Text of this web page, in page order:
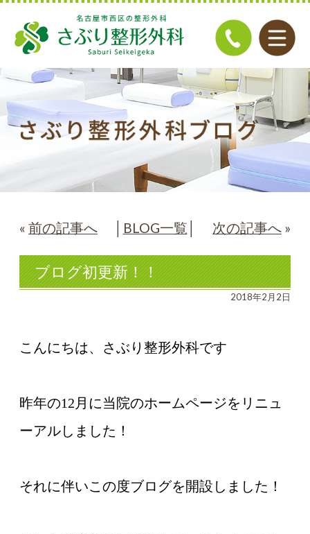
« 前の記事へ BLOG一覧 次の記事へ »
ブログ初更新！！
2018年2月2日
こんにちは、さぶり整形外科です
昨年の12 月に当院のホームページをリニュ
ーアルしました！
それに伴いこの度ブログを開設しました！